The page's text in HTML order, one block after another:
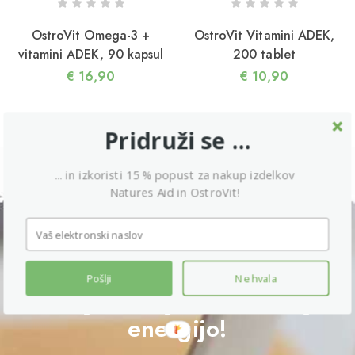
– popolno dopolnilo za ženske v zrelih
04/2026
lahko HMB koristi vaši mišični in kostni masi
s tem zdravju
OstroVit Omega-3 +
vitamini ADEK, 90 kapsul
€ 16,90
OstroVit Vitamini ADEK,
200 tablet
€ 10,90
ŽE OD 11,90 EUR
Podpira kognitivne funkcije,
zmanjša utrujenost ter daje
energijo!
Pridruži se ...
... in izkoristi 15 % popust za nakup izdelkov
Natures Aid in OstroVit!
Pošlji Ne hvala